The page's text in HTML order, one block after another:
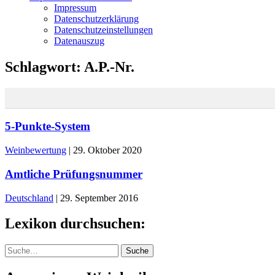
Impressum
Datenschutzerklärung
Datenschutzeinstellungen
Datenauszug
Schlagwort: A.P.-Nr.
5-Punkte-System
Weinbewertung | 29. Oktober 2020
Amtliche Prüfungsnummer
Deutschland | 29. September 2016
Lexikon durchsuchen:
Suche Suche